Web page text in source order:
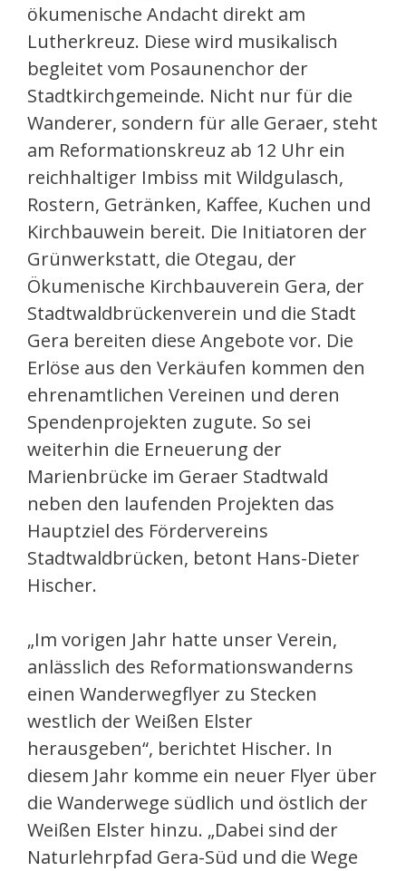
ökumenische Andacht direkt am
Lutherkreuz. Diese wird musikalisch
begleitet vom Posaunenchor der
Stadtkirchgemeinde. Nicht nur für die
Wanderer, sondern für alle Geraer, steht
am Reformationskreuz ab 12 Uhr ein
reichhaltiger Imbiss mit Wildgulasch,
Rostern, Getränken, Kaffee, Kuchen und
Kirchbauwein bereit. Die Initiatoren der
Grünwerkstatt, die Otegau, der
Ökumenische Kirchbauverein Gera, der
Stadtwaldbrückenverein und die Stadt
Gera bereiten diese Angebote vor. Die
Erlöse aus den Verkäufen kommen den
ehrenamtlichen Vereinen und deren
Spendenprojekten zugute. So sei
weiterhin die Erneuerung der
Marienbrücke im Geraer Stadtwald
neben den laufenden Projekten das
Hauptziel des Fördervereins
Stadtwaldbrücken, betont Hans-Dieter
Hischer.
„Im vorigen Jahr hatte unser Verein,
anlässlich des Reformationswanderns
einen Wanderwegflyer zu Stecken
westlich der Weißen Elster
herausgeben“, berichtet Hischer. In
diesem Jahr komme ein neuer Flyer über
die Wanderwege südlich und östlich der
Weißen Elster hinzu. „Dabei sind der
Naturlehrpfad Gera-Süd und die Wege